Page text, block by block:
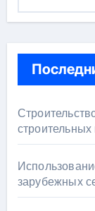
зарубежных